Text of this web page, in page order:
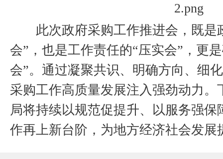
此次政府采购工作推进会，既是
会”，也是工作责任的“压实会”，更
会”。通过凝聚共识、明确方向、细
采购工作高质量发展注入强劲动力。
局将持续以规范促提升、以服务强保
作再上新台阶，为地方经济社会发展